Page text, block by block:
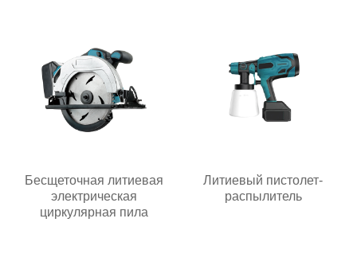
Бесщеточная литиевая
электрическая
циркулярная пила
Литиевый пистолет-
распылитель